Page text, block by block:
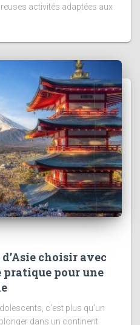
activités adaptées aux
choisir avec
pratique pour une
c’est plus qu’un
dans un continent